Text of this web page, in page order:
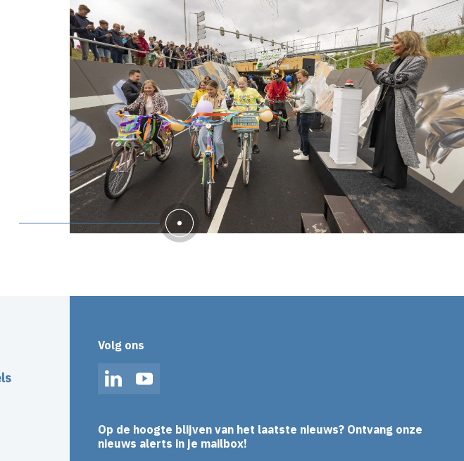
Volg ons
LinkedInYouTube
Op de hoogte blijven van het laatste nieuws? Ontvang onze
nieuws alerts in je mailbox!